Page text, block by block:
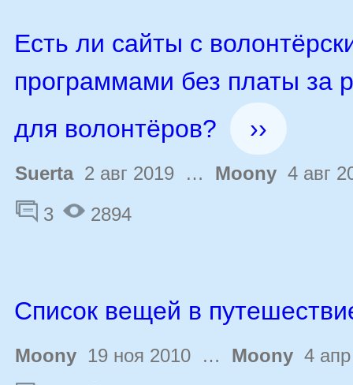
Есть ли сайты с
программами без платы за
для волонтёров?
››
Suerta2 авг 2019 … Moony 4 авг
3
2894
Список вещей в
Moony 19 ноя 2010 … Moony 4